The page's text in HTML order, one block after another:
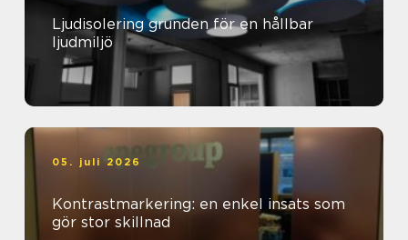
Ljudisolering grunden för en hållbar
ljudmiljö
05. juli 2026
Kontrastmarkering: en enkel insats som
gör stor skillnad